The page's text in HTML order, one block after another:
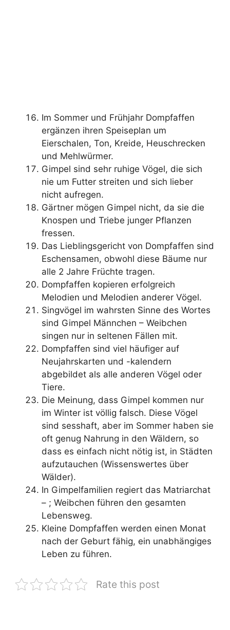
Im Sommer und Frühjahr Dompfaffen
ergänzen ihren Speiseplan um
Eierschalen, Ton, Kreide, Heuschrecken
und Mehlwürmer.
Gimpel sind sehr ruhige Vögel, die sich
nie um Futter streiten und sich lieber
nicht aufregen.
Gärtner mögen Gimpel nicht, da sie die
Knospen und Triebe junger Pflanzen
fressen.
Das Lieblingsgericht von Dompfaffen sind
Eschensamen, obwohl diese Bäume nur
alle 2 Jahre Früchte tragen.
Dompfaffen kopieren erfolgreich
Melodien und Melodien anderer Vögel.
Singvögel im wahrsten Sinne des Wortes
sind Gimpel Männchen – Weibchen
singen nur in seltenen Fällen mit.
Dompfaffen sind viel häufiger auf
Neujahrskarten und -kalendern
abgebildet als alle anderen Vögel oder
Tiere.
Die Meinung, dass Gimpel kommen nur
im Winter ist völlig falsch. Diese Vögel
sind sesshaft, aber im Sommer haben sie
oft genug Nahrung in den Wäldern, so
dass es einfach nicht nötig ist, in Städten
aufzutauchen (Wissenswertes über
Wälder).
In Gimpelfamilien regiert das Matriarchat
– ; Weibchen führen den gesamten
Lebensweg.
Kleine Dompfaffen werden einen Monat
nach der Geburt fähig, ein unabhängiges
Leben zu führen.
Rate this post